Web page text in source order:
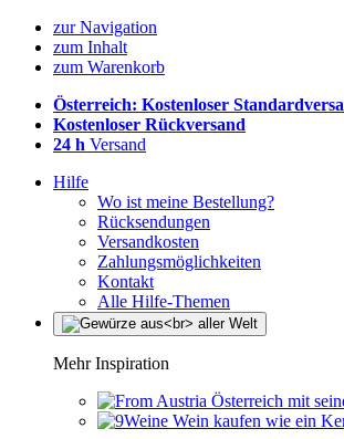
zur Navigation
zum Inhalt
zum Warenkorb
Österreich: Kostenloser
Kostenloser Rückversand
24 h Versand
Hilfe
Wo ist meine Bestellung?
Rücksendungen
Versandkosten
Zahlungsmöglichkeiten
Kontakt
Alle Hilfe-Themen
Mehr Inspiration
Österreich mit
Wein kaufen wie ein